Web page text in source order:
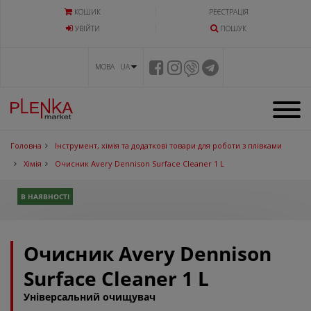
КОШИК
РЕЄСТРАЦІЯ
УВIЙТИ
ПОШУК
МОВА UA
Головна
Інструмент, хімія та додаткові товари для роботи з плівками
Хімія
Очисник Avery Dennison Surface Cleaner 1 L
В НАЯВНОСТІ
Очисник Avery Dennison
Surface Cleaner 1 L
Універсальний очищувач